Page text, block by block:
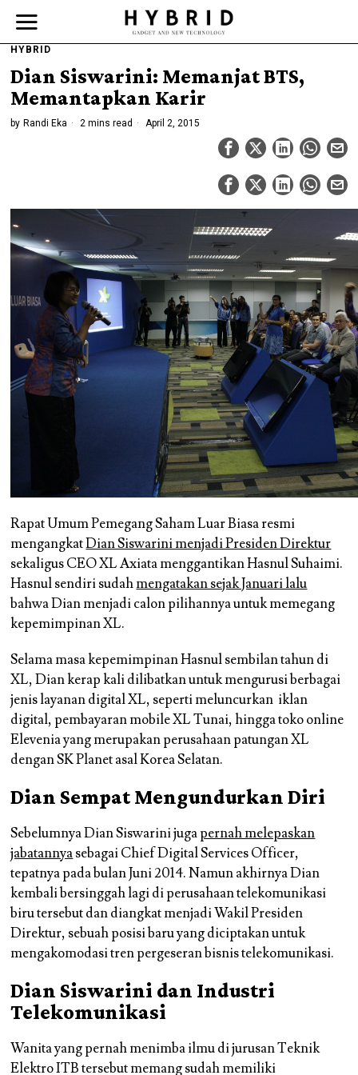
HYBRID
Dian Siswarini: Memanjat BTS,
Memantapkan Karir
by Randi Eka 2 mins read April 2, 2015
Rapat Umum Pemegang Saham Luar Biasa resmi
mengangkatDian Siswarini menjadi Presiden Direktur
sekaligus CEO XL Axiata menggantikan Hasnul Suhaimi.
Hasnul sendiri sudahmengatakan sejak Januari lalu
bahwa Dian menjadi calon pilihannya untuk memegang
kepemimpinan XL.
Selama masa kepemimpinan Hasnul sembilan tahun di
XL, Dian kerap kali dilibatkan untuk mengurusi berbagai
jenis layanan digital XL, seperti meluncurkan iklan
digital, pembayaran mobile XL Tunai, hingga toko online
Elevenia yang merupakan perusahaan patungan XL
dengan SK Planet asal Korea Selatan.
Dian Sempat Mengundurkan Diri
Sebelumnya Dian Siswarini jugapernah melepaskan
jabatannyasebagai Chief Digital Services Officer,
tepatnya pada bulan Juni 2014. Namun akhirnya Dian
kembali bersinggah lagi di perusahaan telekomunikasi
biru tersebut dan diangkat menjadi Wakil Presiden
Direktur, sebuah posisi baru yang diciptakan untuk
mengakomodasi tren pergeseran bisnis telekomunikasi.
Dian Siswarini dan Industri
Telekomunikasi
Wanita yang pernah menimba ilmu di jurusan Teknik
Elektro ITB tersebut memang sudah memiliki